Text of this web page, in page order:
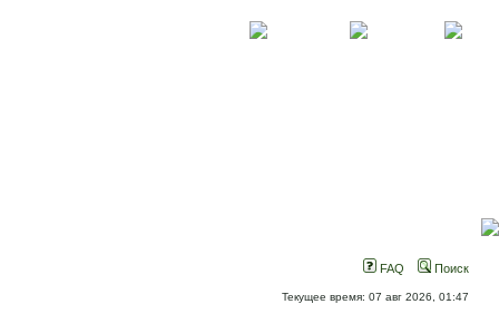
FAQ Поиск
Текущее время: 07 авг 2026, 01:47